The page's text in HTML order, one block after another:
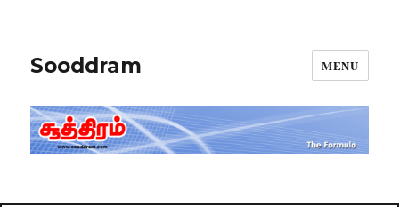
Sooddram MENU